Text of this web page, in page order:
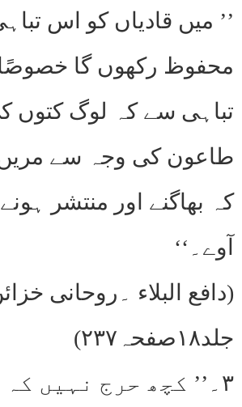
’’ میں قادیاں کو اس
محفوظ رکھوں گا
تباہی سے کہ لوگ کتوں
طاعون کی وجہ سے
کہ بھاگنے اور منتشر
آوے۔‘‘
(دافع البلاء ۔روحانی
جلد۱۸صفحہ۲۳۷)
۳۔’’ کچھ حرج نہیں